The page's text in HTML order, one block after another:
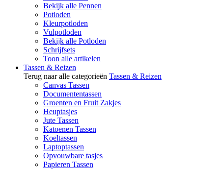
Bekijk alle Pennen
Potloden
Kleurpotloden
Vulpotloden
Bekijk alle Potloden
Schrijfsets
Toon alle artikelen
Tassen & Reizen
Terug naar alle categorieën Tassen & Reizen
Canvas Tassen
Documententassen
Groenten en Fruit Zakjes
Heuptasjes
Jute Tassen
Katoenen Tassen
Koeltassen
Laptoptassen
Opvouwbare tasjes
Papieren Tassen